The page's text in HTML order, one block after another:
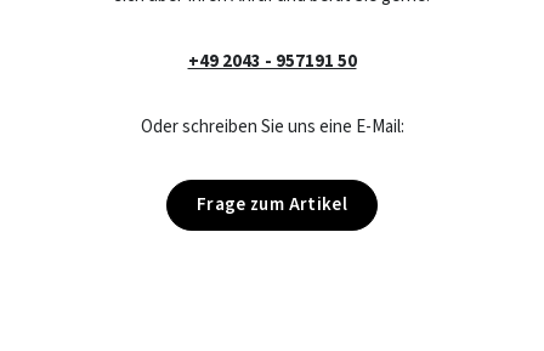
+49 2043 - 957191 50
Oder schreiben Sie uns eine E-Mail:
Frage zum Artikel